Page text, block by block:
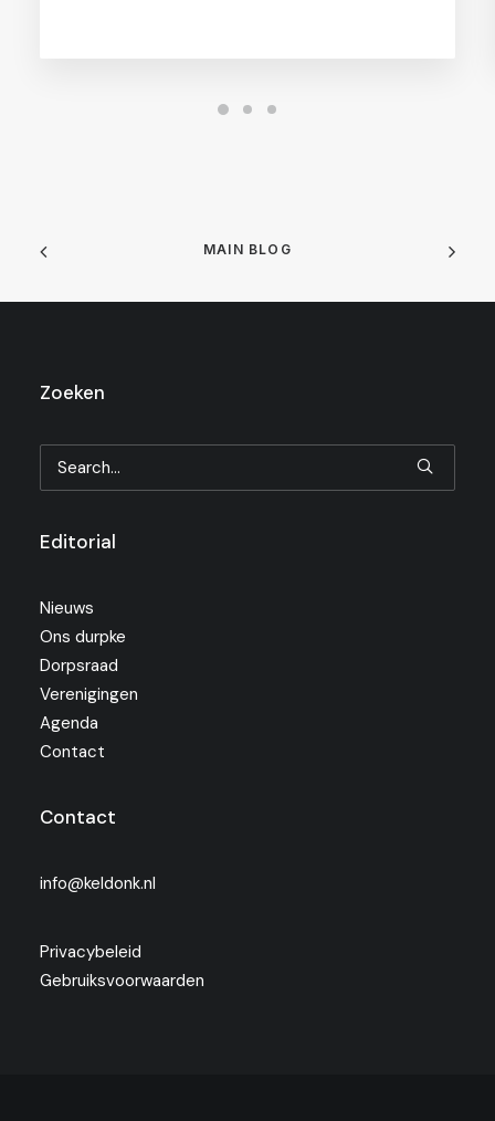
MAIN BLOG
Zoeken
Editorial
Nieuws
Ons durpke
Dorpsraad
Verenigingen
Agenda
Contact
Contact
info@keldonk.nl
Privacybeleid
Gebruiksvoorwaarden